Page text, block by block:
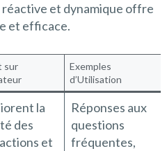
réactive et dynamique offre
et efficace.
sur
Exemples
d’Utilisation
la
des
et
Réponses aux
questions
fréquentes,